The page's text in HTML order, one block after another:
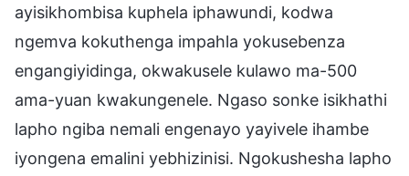
ayisikhombisa kuphela iphawundi, kodwa
ngemva kokuthenga impahla yokusebenza
engangiyidinga, okwakusele kulawo ma-500
ama-yuan kwakungenele. Ngaso sonke isikhathi
lapho ngiba nemali engenayo yayivele ihambe
iyongena emalini yebhizinisi. Ngokushesha lapho